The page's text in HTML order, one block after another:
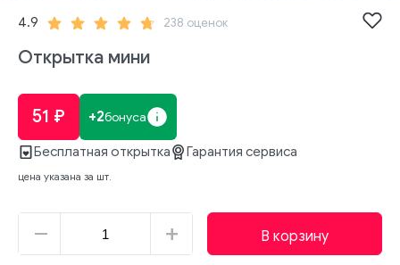
4.9 238 оценок
Открытка мини
51 ₽ 2бонуса
Бесплатная открытка Гарантия сервиса
цена указана за шт.
В корзину